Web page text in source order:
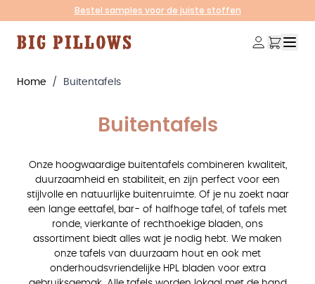
Ga naar de inhoudBestel samples voor de juiste stoffen
Home / Buitentafels
Buitentafels
Onze hoogwaardige buitentafels combineren kwaliteit,
duurzaamheid en stabiliteit, en zijn perfect voor een
stijlvolle en natuurlijke buitenruimte. Of je nu zoekt naar
een lange eettafel, bar- of halfhoge tafel, of tafels met
ronde, vierkante of rechthoekige bladen, ons
assortiment biedt alles wat je nodig hebt. We maken
onze tafels van duurzaam hout en ook met
onderhoudsvriendelijke HPL bladen voor extra